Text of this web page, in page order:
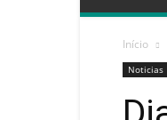
Início
Noticias